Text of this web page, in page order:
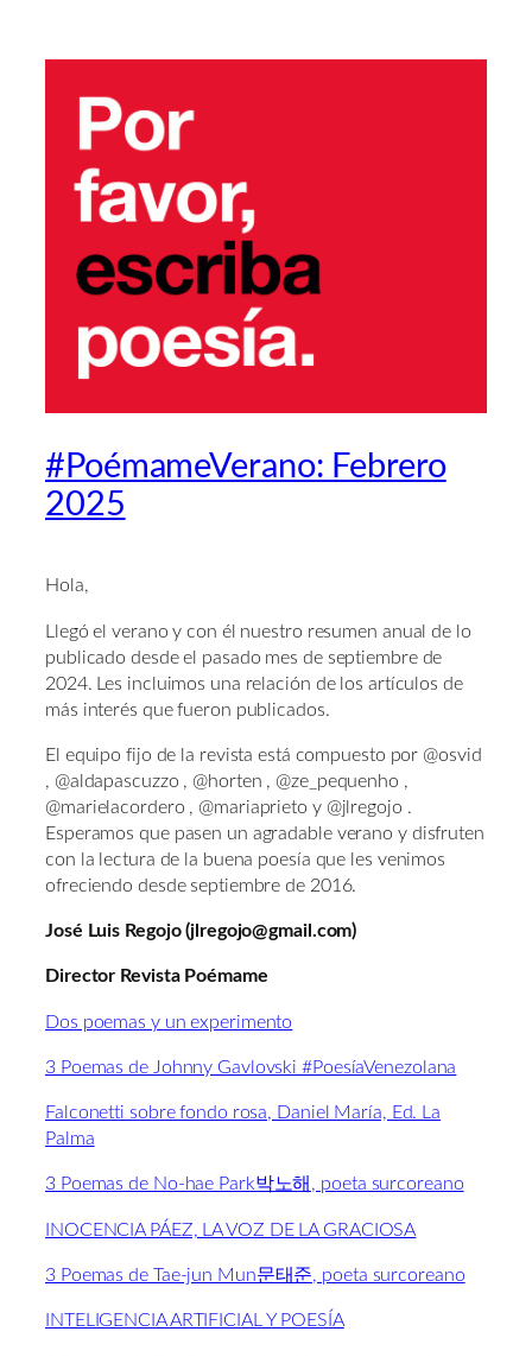
#PoémameVerano: Febrero
2025
Hola,
Llegó el verano y con él nuestro resumen anual de lo
publicado desde el pasado mes de septiembre de
2024. Les incluimos una relación de los artículos de
más interés que fueron publicados.
El equipo fijo de la revista está compuesto por @osvid
, @aldapascuzzo , @horten , @ze_pequenho ,
@marielacordero , @mariaprieto y @jlregojo .
Esperamos que pasen un agradable verano y disfruten
con la lectura de la buena poesía que les venimos
ofreciendo desde septiembre de 2016.
José Luis Regojo (jlregojo@gmail.com)
Director Revista Poémame
Dos poemas y un experimento
3 Poemas de Johnny Gavlovski #PoesíaVenezolana
Falconetti sobre fondo rosa, Daniel María, Ed. La
Palma
3 Poemas de No-hae Park박노해, poeta surcoreano
INOCENCIA PÁEZ, LA VOZ DE LA GRACIOSA
3 Poemas de Tae-jun Mun문태준, poeta surcoreano
INTELIGENCIA ARTIFICIAL Y POESÍA